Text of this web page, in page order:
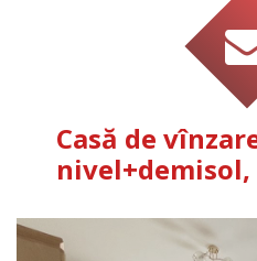
Casă de
nivel+demisol,